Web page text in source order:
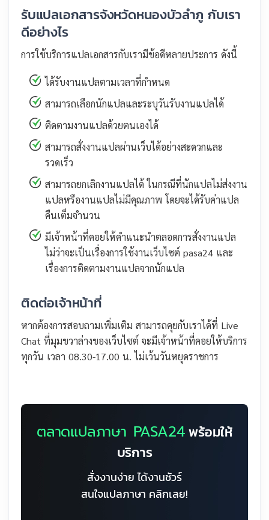
รับแปลเอกสารจังหวัดหนองบัวลำภู กับเรา
ดีอย่างไร
การใช้บริการแปลเอกสารกับเรามีข้อดีหลายประการ ดังนี้
ได้รับงานแปลตามเวลาที่กำหนด
สามารถเลือกนักแปลและระบุวันรับงานแปลได้
ติดตามงานแปลด้วยตนเองได้
สามารถสั่งงานแปลผ่านเว็บได้อย่างสะดวกและ
รวดเร็ว
สามารถยกเลิกงานแปลได้ ในกรณีที่นักแปลไม่ส่งงาน
แปลหรืองานแปลไม่มีคุณภาพ โดยจะได้รับค่าแปล
คืนเต็มจำนวน
มีเจ้าหน้าที่คอยให้คำแนะนำตลอดการสั่งงานแปล
ไม่ว่าจะเป็นเรื่องการใช้งานเว็บไซต์ pasa24 และ
เรื่องการติดตามงานแปลจากนักแปล
ติดต่อเจ้าหน้าที่
หากต้องการสอบถามเพิ่มเติม สามารถคุยกับเราได้ที่ Live
Chat ที่มุมขวาล่างของเว็บไซต์ จะมีเจ้าหน้าที่คอยให้บริการ
ทุกวัน เวลา 08.30-17.00 น. ไม่เว้นวันหยุดราชการ
ตลาดแปลภาษา PASA24พร้อมให้
บริการ
สั่งงานง่าย ได้งานชัวร์
สนใจแปลภาษา คลิกเลย!